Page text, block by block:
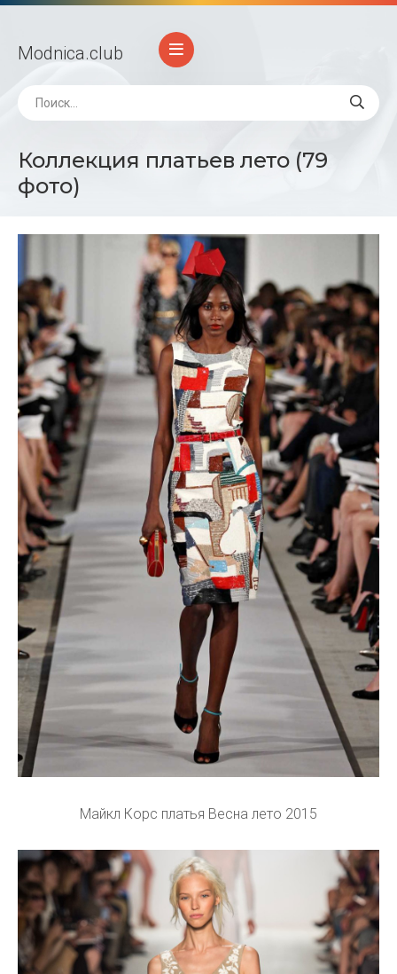
Modnica.club
Коллекция платьев лето (79
фото)
Майкл Корс платья Весна лето 2015